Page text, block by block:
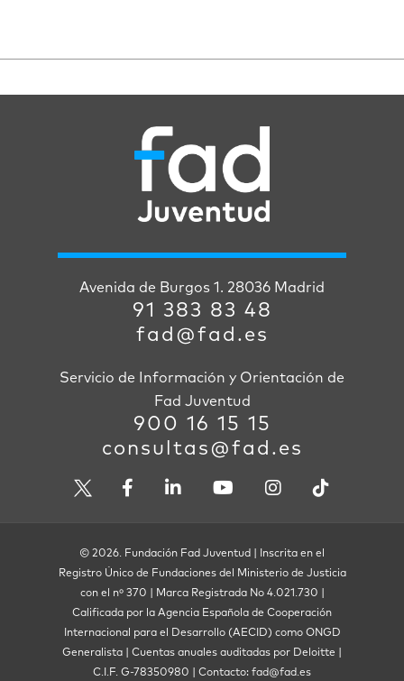
Avenida de Burgos 1. 28036 Madrid
91 383 83 48
fad@fad.es
Servicio de Información y Orientación de
Fad Juventud
900 16 15 15
consultas@fad.es
© 2026. Fundación Fad Juventud | Inscrita en el
Registro Único de Fundaciones del Ministerio de Justicia
con el nº 370 | Marca Registrada No 4.021.730 |
Calificada por la Agencia Española de Cooperación
Internacional para el Desarrollo (AECID) como ONGD
Generalista | Cuentas anuales auditadas por Deloitte |
C.I.F. G-78350980 | Contacto: fad@fad.es